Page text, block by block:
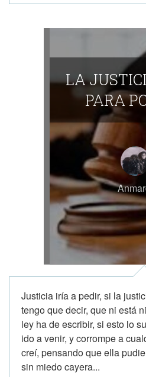
LA
PARA
Justicia iría a pedir, si la
tengo que decir, que ni está
ley ha de escribir, si esto lo
ido a venir, y corrompe a
creí, pensando que ella
sin miedo cayera...